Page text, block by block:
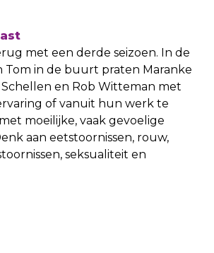
met een derde seizoen. In de
Tom in de buurt praten Maranke
Schellen en Rob Witteman met
of vanuit hun werk te
moeilijke, vaak gevoelige
aan eetstoornissen, rouw,
seksualiteit en